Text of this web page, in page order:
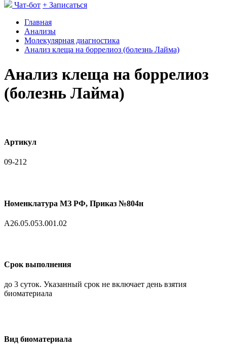
Чат-бот + Записаться
Главная
Анализы
Молекулярная диагностика
Анализ клеща на боррелиоз (болезнь Лайма)
Анализ клеща на боррелиоз
(болезнь Лайма)
Артикул
09-212
Номенклатура МЗ РФ, Приказ №804н
A26.05.053.001.02
Срок выполнения
до 3 суток. Указанный срок не включает день взятия
биоматериала
Вид биоматериала